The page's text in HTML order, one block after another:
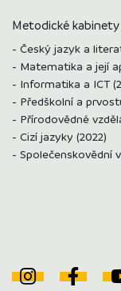
Metodické kabinety
- Český jazyk a
- Matematika a její
- Informatika a ICT
- Předškolní a
- Přírodovědné
- Cizí jazyky (2022)
- Společenskovědní